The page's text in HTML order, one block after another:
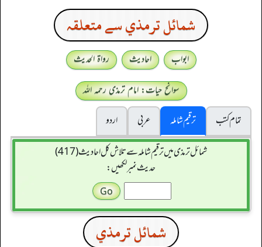
شمائل ترمذي سے متعلقہ
ابواب احادیث
رواۃ الحدیث
سوانح حیات: امام ترمذی رحمہ اللہ
تمام کتب
ترقیم شاملہ عربی
اردو
شمائل ترمذی میں ترقیم شاملہ سے تلاش کل احادیث (417)
حدیث نمبر لکھیں:
شمائل ترمذي